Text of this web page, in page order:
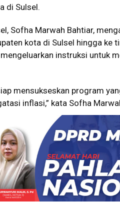
di Sulsel.
Sofha Marwah Bahtiar,
kota di Sulsel hingga ke
instruksi untuk
mensukseskan program
inflasi,” kata Sofha